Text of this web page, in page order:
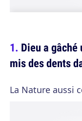
Dieu a
mis des dents
La Nature aussi